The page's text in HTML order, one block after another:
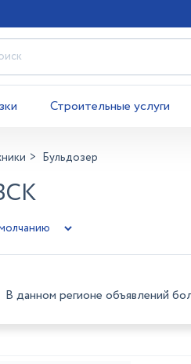
Строительные услуги
Бульдозер
В данном регионе объявлений